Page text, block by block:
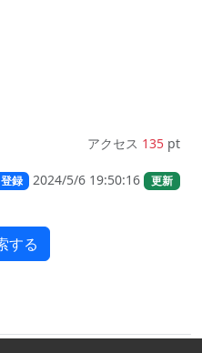
アクセス 135 pt
登録 2024/5/6 19:50:16 更新